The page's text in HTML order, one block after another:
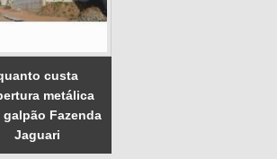
custa
metálica
galpão Fazenda
Jaguari